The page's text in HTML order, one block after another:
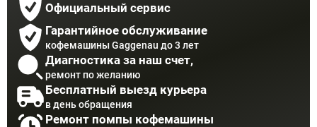
Официальный сервис
Гарантийное обслуживание
кофемашины Gaggenau до 3 лет
Диагностика за наш счет,
ремонт по желанию
Бесплатный выезд курьера
в день обращения
Ремонт помпы кофемашины